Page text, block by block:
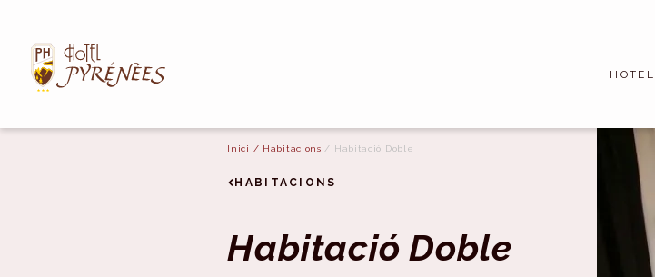
HOTEL
Inici / Habitacions / Habitació Doble
HABITACIONS
Habitació Doble